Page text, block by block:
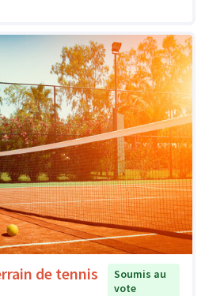
de tennis
Soumis au
vote